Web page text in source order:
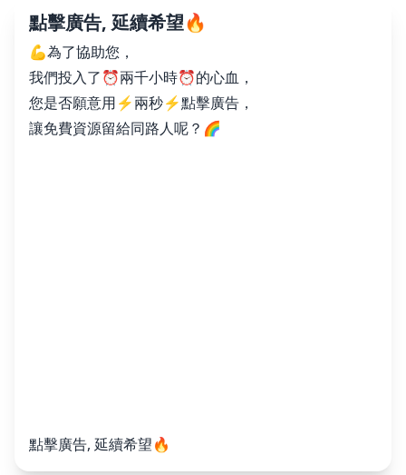
點擊廣告, 延續希望🔥
💪為了協助您，
我們投入了⏰兩千小時⏰的心血，
您是否願意用⚡️兩秒⚡️點擊廣告，
讓免費資源留給同路人呢？🌈
點擊廣告, 延續希望🔥